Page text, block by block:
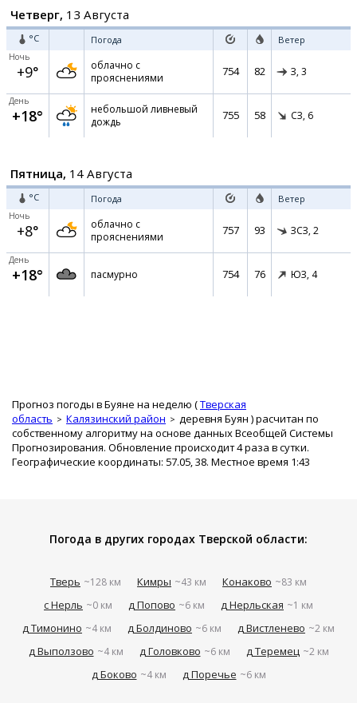
Четверг, 13 Августа
°C Погода Ветер
Ночь
+9°
облачно с
прояснениями
754 82 З, 3
День
+18°
небольшой ливневый
дождь
755 58 СЗ, 6
Пятница, 14 Августа
°C Погода Ветер
Ночь
+8°
облачно с
прояснениями
757 93 ЗСЗ, 2
День
+18° пасмурно 754 76 ЮЗ, 4
Прогноз погоды в Буяне на неделю (Тверская
область
Калязинский район деревня Буян ) расчитан по
собственному алгоритму на основе данных Всеобщей Системы
Прогнозирования. Обновление происходит 4 раза в сутки.
Географические координаты: 57.05, 38. Местное время 1:43
Погода в других городах Тверской области:
Тверь ~128 км Кимры ~43 км Конаково ~83 км
с Нерль ~0 км д Попово ~6 км д Нерльская ~1 км
д Тимонино ~4 км д Болдиново ~6 км д Вистленево ~2 км
д Выползово ~4 км д Головково ~6 км д Теремец ~2 км
д Боково ~4 км д Поречье ~6 км